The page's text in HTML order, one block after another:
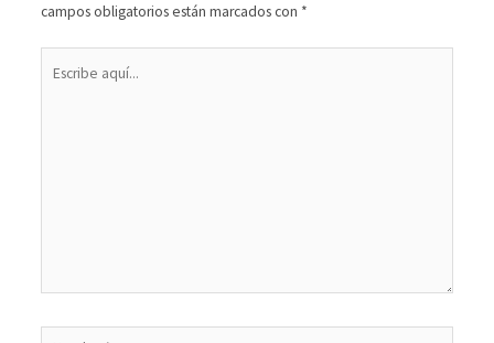
campos obligatorios están marcados con *